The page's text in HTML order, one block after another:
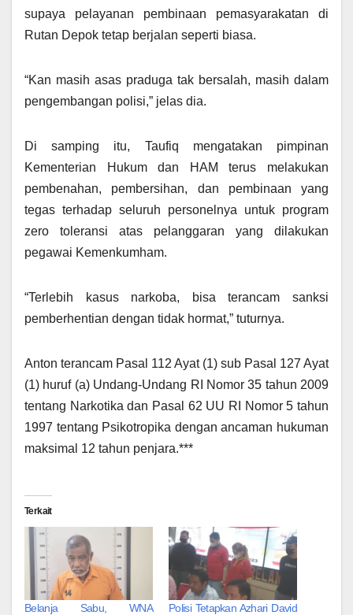
supaya pelayanan pembinaan pemasyarakatan di
Rutan Depok tetap berjalan seperti biasa.
“Kan masih asas praduga tak bersalah, masih dalam
pengembangan polisi,” jelas dia.
Di samping itu, Taufiq mengatakan pimpinan
Kementerian Hukum dan HAM terus melakukan
pembenahan, pembersihan, dan pembinaan yang
tegas terhadap seluruh personelnya untuk program
zero toleransi atas pelanggaran yang dilakukan
pegawai Kemenkumham.
“Terlebih kasus narkoba, bisa terancam sanksi
pemberhentian dengan tidak hormat,” tuturnya.
Anton terancam Pasal 112 Ayat (1) sub Pasal 127 Ayat
(1) huruf (a) Undang-Undang RI Nomor 35 tahun 2009
tentang Narkotika dan Pasal 62 UU RI Nomor 5 tahun
1997 tentang Psikotropika dengan ancaman hukuman
maksimal 12 tahun penjara.***
Terkait
Belanja Sabu, WNA Polisi Tetapkan Azhari David